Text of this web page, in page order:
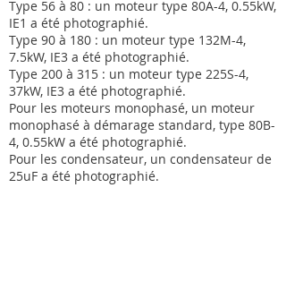
Type 56 à 80 : un moteur type 80A-4, 0.55kW,
IE1 a été photographié.
Type 90 à 180 : un moteur type 132M-4,
7.5kW, IE3 a été photographié.
Type 200 à 315 : un moteur type 225S-4,
37kW, IE3 a été photographié.
Pour les moteurs monophasé, un moteur
monophasé à démarage standard, type 80B-
4, 0.55kW a été photographié.
Pour les condensateur, un condensateur de
25uF a été photographié.